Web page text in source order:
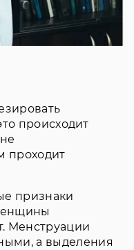
происходит
проходит
признаки
Менструации
а выделения